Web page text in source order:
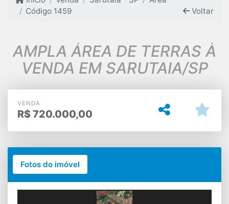
Código 1459
Voltar
AMPLA ÁREA DE TERRAS À
VENDA EM SARUTAIA/SP
VENDA
R$720.000,00
Fotos do imóvel